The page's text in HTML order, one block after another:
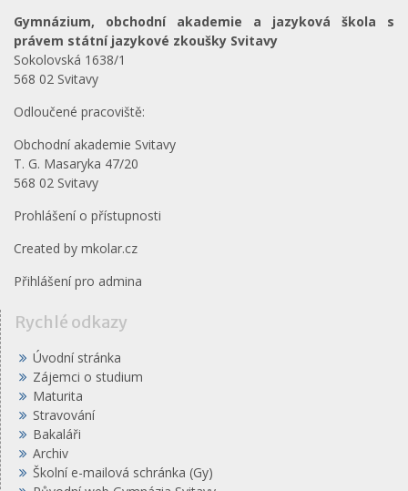
Gymnázium, obchodní akademie a jazyková škola s
právem státní jazykové zkoušky Svitavy
Sokolovská 1638/1
568 02 Svitavy
Odloučené pracoviště:
Obchodní akademie Svitavy
T. G. Masaryka 47/20
568 02 Svitavy
Prohlášení o přístupnosti
Created by mkolar.cz
Přihlášení pro admina
Rychlé odkazy
Úvodní stránka
Zájemci o studium
Maturita
Stravování
Bakaláři
Archiv
Školní e-mailová schránka (Gy)